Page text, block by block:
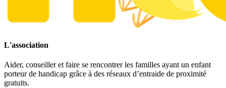
L'association
Aider, conseiller et faire se rencontrer les familles ayant un enfant
porteur de handicap grâce à des réseaux d’entraide de proximité
gratuits.